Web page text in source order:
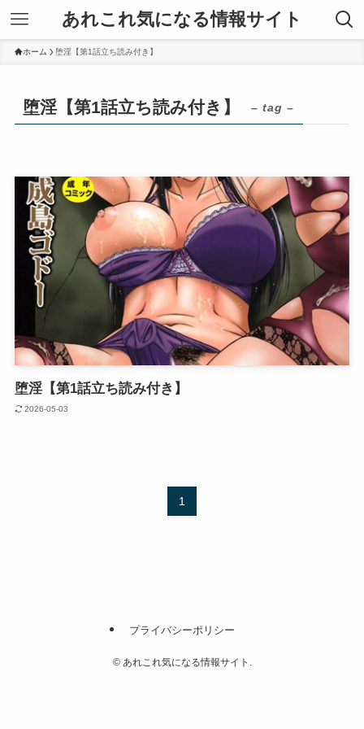
あれこれ気になる情報サイト
ホーム 堕淫【第1話立ち読み付き】
堕淫【第1話立ち読み付き】 – tag –
堕淫【第1話立ち読み付き】
2026-05-03
1
プライバシーポリシー
©あれこれ気になる情報サイト.